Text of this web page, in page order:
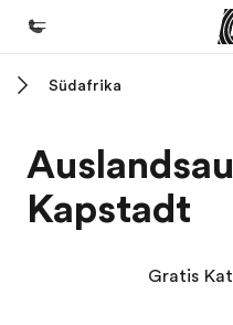
Programme
Alle Programme ansehen
Südafrika
Kapstadt
Gratis